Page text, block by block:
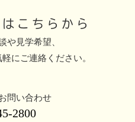
こちらから
や見学希望、
にご連絡ください。
問い合わせ
2800